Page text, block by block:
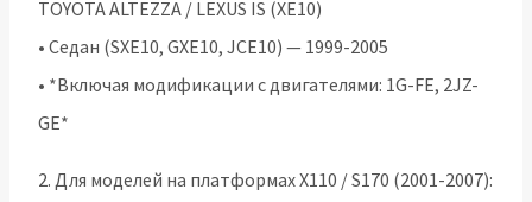
TOYOTA ALTEZZA / LEXUS IS (XE10)
• Седан (SXE10, GXE10, JCE10) — 1999-2005
• *Включая модификации с двигателями: 1G-FE, 2JZ-
GE*
2. Для моделей на платформах X110 / S170 (2001-2007):